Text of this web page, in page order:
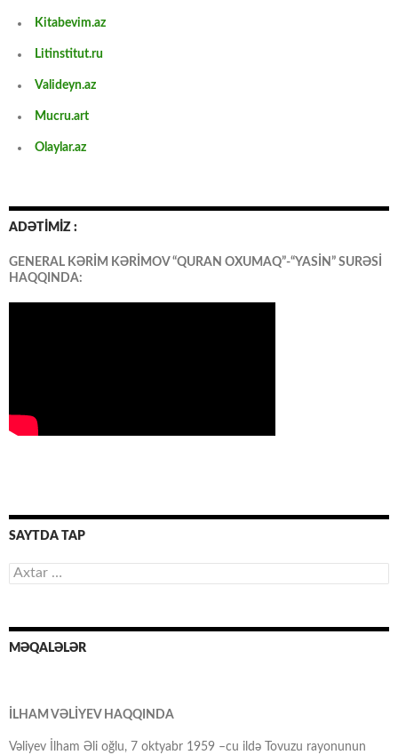
Kitabevim.az
Litinstitut.ru
Valideyn.az
Mucru.art
Olaylar.az
ADƏTİMİZ :
GENERAL KƏRİM KƏRİMOV “QURAN OXUMAQ”-“YASİN” SURƏSİ
HAQQINDA:
SAYTDA TAP
Axtarış:
MƏQALƏLƏR
İLHAM VƏLİYEV HAQQINDA
Vəliyev İlham Əli oğlu, 7 oktyabr 1959 –cu ildə Tovuzu rayonunun